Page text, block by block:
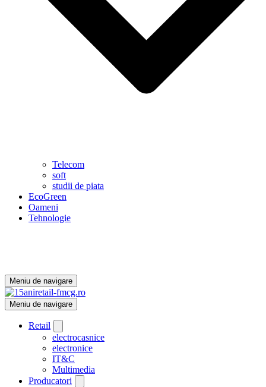
Telecom
soft
studii de piata
EcoGreen
Oameni
Tehnologie
Meniu de navigare
Meniu de navigare
Retail
electrocasnice
electronice
IT&C
Multimedia
Producatori